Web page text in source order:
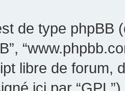
de type phpBB
libre de forum,